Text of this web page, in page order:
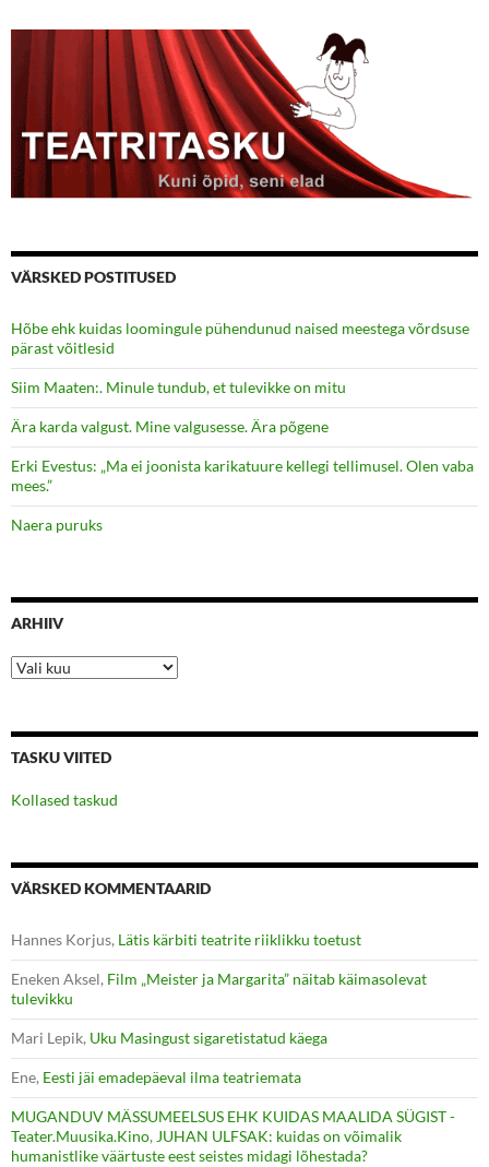
VÄRSKED POSTITUSED
Hõbe ehk kuidas loomingule pühendunud naised meestega võrdsuse
pärast võitlesid
Siim Maaten:. Minule tundub, et tulevikke on mitu
Ära karda valgust. Mine valgusesse. Ära põgene
Erki Evestus: „Ma ei joonista karikatuure kellegi tellimusel. Olen vaba
mees.”
Naera puruks
ARHIIV
Arhiiv
TASKU VIITED
Kollased taskud
VÄRSKED KOMMENTAARID
Hannes Korjus, Lätis kärbiti teatrite riiklikku toetust
Eneken Aksel, Film „Meister ja Margarita” näitab käimasolevat
tulevikku
Mari Lepik, Uku Masingust sigaretistatud käega
Ene, Eesti jäi emadepäeval ilma teatriemata
MUGANDUV MÄSSUMEELSUS EHK KUIDAS MAALIDA SÜGIST -
Teater.Muusika.Kino, JUHAN ULFSAK: kuidas on võimalik
humanistlike väärtuste eest seistes midagi lõhestada?